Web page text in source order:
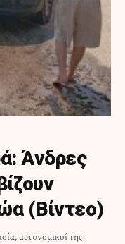
Άνδρες
(Βίντεο)
αστυνομικοί της